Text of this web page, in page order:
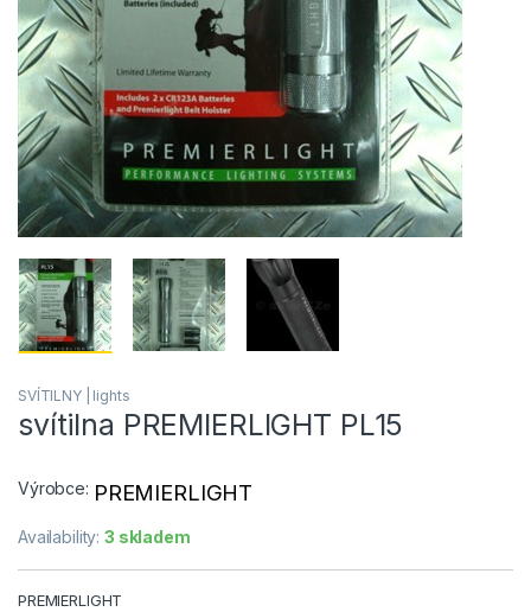
SVÍTILNY | lights
svítilna PREMIERLIGHT PL15
Výrobce: PREMIERLIGHT
Availability:3 skladem
PREMIERLIGHT